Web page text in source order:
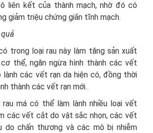
liên kết của thành mạch, nhờ đó có
giảm triệu chứng giãn tĩnh mạch.
trong loại rau này làm tăng sản xuất
thể, ngăn ngừa hình thành các vết
lành các vết rạn da hiện có, đồng thời
thành các vết rạn mới.
rau má có thể làm lành nhiều loại vết
các vết cắt do vật sắc nhọn, các vết
do chấn thương và các mô bị nhiễm